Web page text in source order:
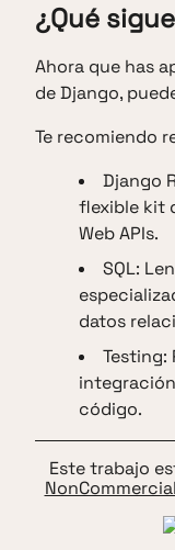
¿Qué
Ahora que has
de Django,
Te recomiendo
Django
flexible kit
Web APIs.
SQL:
datos
Testing:
código.
Este trabajo